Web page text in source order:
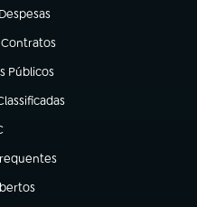
aba)
aba)
Públicos
aba)
aba)
em nova aba)
aba)
aba)